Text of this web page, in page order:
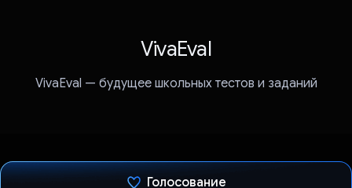
VivaEval
VivaEval — будущее школьных тестов и заданий
Голосование